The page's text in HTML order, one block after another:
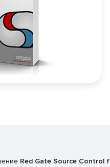
Red Gate Source Control